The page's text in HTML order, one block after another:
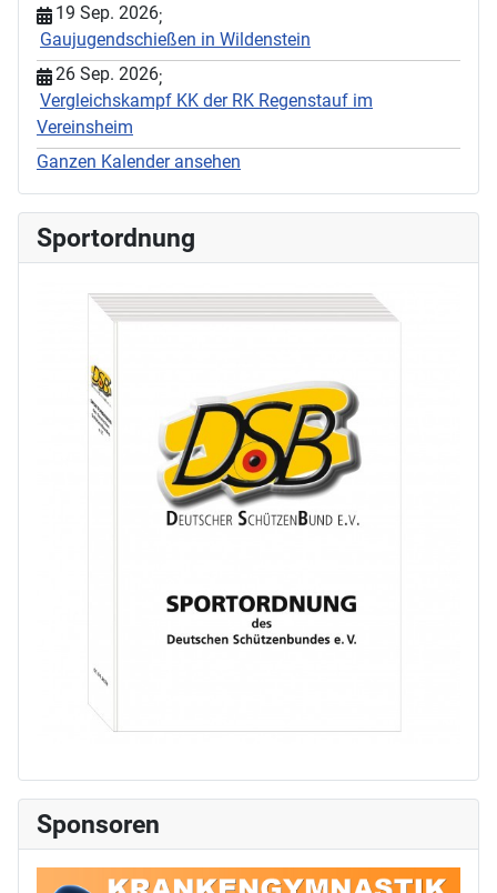
19 Sep. 2026;
Gaujugendschießen in Wildenstein
26 Sep. 2026;
Vergleichskampf KK der RK Regenstauf im
Vereinsheim
Ganzen Kalender ansehen
Sportordnung
Sponsoren